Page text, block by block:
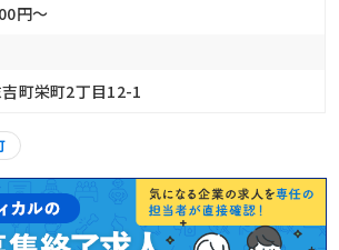
円〜
町栄町2丁目12-1